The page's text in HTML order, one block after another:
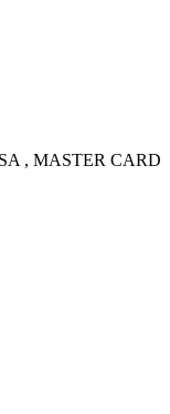
, MASTER CARD